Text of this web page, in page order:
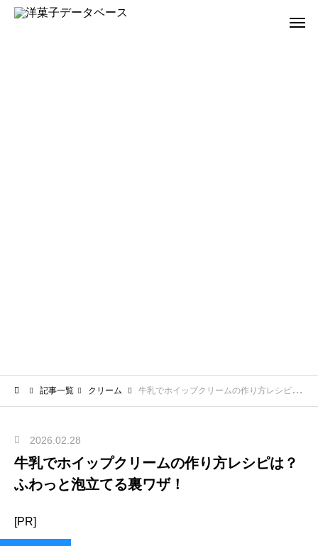
記事一覧 クリーム 牛乳でホイップクリームの作り方レシピは？ふわっと泡立てる裏ワザ！
2026.02.28
牛乳でホイップクリームの作り方レシピは？
ふわっと泡立てる裏ワザ！
[PR]